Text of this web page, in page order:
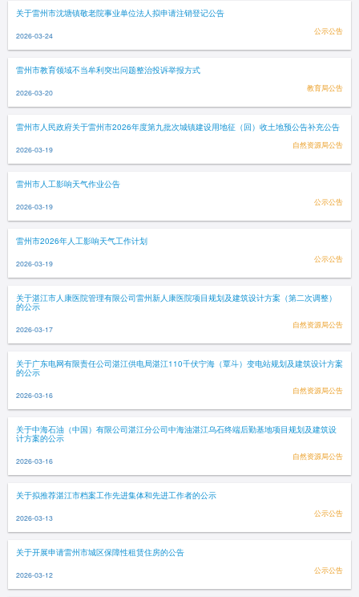
关于雷州市沈塘镇敬老院事业单位法人拟申请注销登记公告
2026-03-24 公示公告
雷州市教育领域不当牟利突出问题整治投诉举报方式
2026-03-20 教育局公告
雷州市人民政府关于雷州市2026年度第九批次城镇建设用地征（回）收土地预公告补充公告
2026-03-19 自然资源局公告
雷州市人工影响天气作业公告
2026-03-19 公示公告
雷州市2026年人工影响天气工作计划
2026-03-19 公示公告
关于湛江市人康医院管理有限公司雷州新人康医院项目规划及建筑设计方案（第二次调整）
的公示
2026-03-17 自然资源局公告
关于广东电网有限责任公司湛江供电局湛江110千伏宁海（覃斗）变电站规划及建筑设计方案
的公示
2026-03-16 自然资源局公告
关于中海石油（中国）有限公司湛江分公司中海油湛江乌石终端后勤基地项目规划及建筑设
计方案的公示
2026-03-16 自然资源局公告
关于拟推荐湛江市档案工作先进集体和先进工作者的公示
2026-03-13 公示公告
关于开展申请雷州市城区保障性租赁住房的公告
2026-03-12 公示公告